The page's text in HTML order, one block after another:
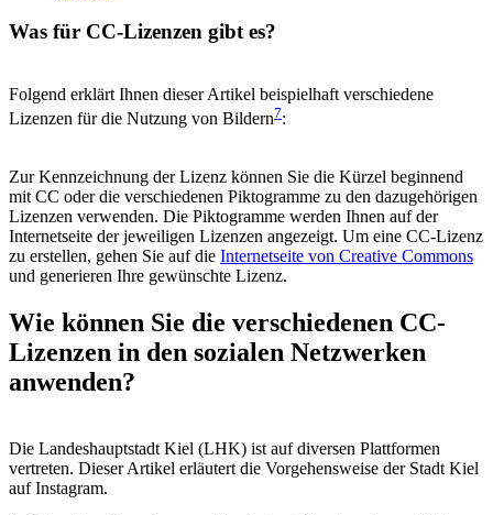
Was für CC-Lizenzen gibt es?
Folgend erklärt Ihnen dieser Artikel beispielhaft verschiedene
Lizenzen für die Nutzung von Bildern7:
Zur Kennzeichnung der Lizenz können Sie die Kürzel beginnend
mit CC oder die verschiedenen Piktogramme zu den dazugehörigen
Lizenzen verwenden. Die Piktogramme werden Ihnen auf der
Internetseite der jeweiligen Lizenzen angezeigt. Um eine CC-Lizenz
zu erstellen, gehen Sie auf die Internetseite von Creative Commons
und generieren Ihre gewünschte Lizenz.
Wie können Sie die verschiedenen CC-
Lizenzen in den sozialen Netzwerken
anwenden?
Die Landeshauptstadt Kiel (LHK) ist auf diversen Plattformen
vertreten. Dieser Artikel erläutert die Vorgehensweise der Stadt Kiel
auf Instagram.